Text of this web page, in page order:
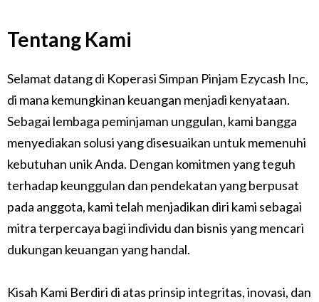
Tentang Kami
Selamat datang di Koperasi Simpan Pinjam Ezycash Inc,
di mana kemungkinan keuangan menjadi kenyataan.
Sebagai lembaga peminjaman unggulan, kami bangga
menyediakan solusi yang disesuaikan untuk memenuhi
kebutuhan unik Anda. Dengan komitmen yang teguh
terhadap keunggulan dan pendekatan yang berpusat
pada anggota, kami telah menjadikan diri kami sebagai
mitra terpercaya bagi individu dan bisnis yang mencari
dukungan keuangan yang handal.
Kisah Kami Berdiri di atas prinsip integritas, inovasi, dan